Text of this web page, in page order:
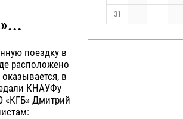
поездку в
расположено
в
КНАУФу
«КГБ» Дмитрий
31